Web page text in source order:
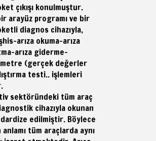
çıkışı konulmuştur.
arayüz programı ve bir
diagnos cihazıyla,
arıza okuma-arıza
arıza giderme-
(gerçek değerler
testi.. işlemleri
sektöründeki tüm araç
cihazıyla okunan
edilmiştir. Böylece
tüm araçlarda aynı